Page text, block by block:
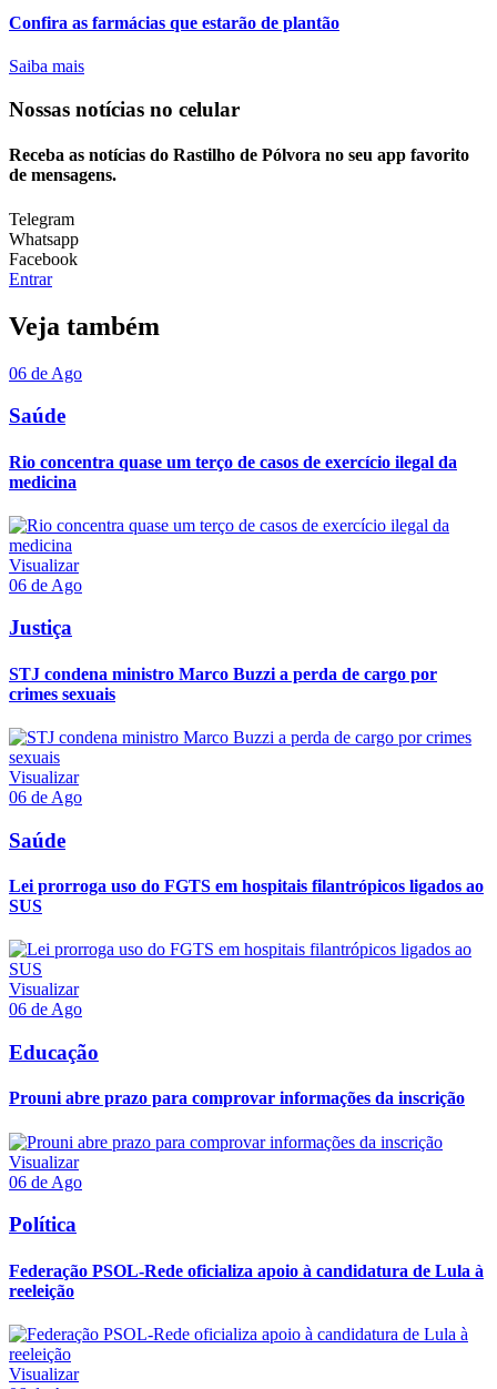
Confira as farmácias que estarão de plantão
Saiba mais
Nossas notícias no celular
Receba as notícias do Rastilho de Pólvora no seu app favorito
de mensagens.
Telegram
Whatsapp
Facebook
Entrar
Veja também
06 de Ago
Saúde
Rio concentra quase um terço de casos de exercício ilegal da
medicina
Visualizar
06 de Ago
Justiça
STJ condena ministro Marco Buzzi a perda de cargo por
crimes sexuais
Visualizar
06 de Ago
Saúde
Lei prorroga uso do FGTS em hospitais filantrópicos ligados ao
SUS
Visualizar
06 de Ago
Educação
Prouni abre prazo para comprovar informações da inscrição
Visualizar
06 de Ago
Política
Federação PSOL-Rede oficializa apoio à candidatura de Lula à
reeleição
Visualizar